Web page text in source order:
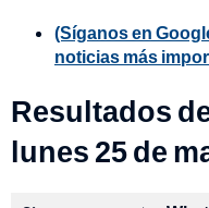
(Síganos en
noticias más
Resultados
lunes 25 de